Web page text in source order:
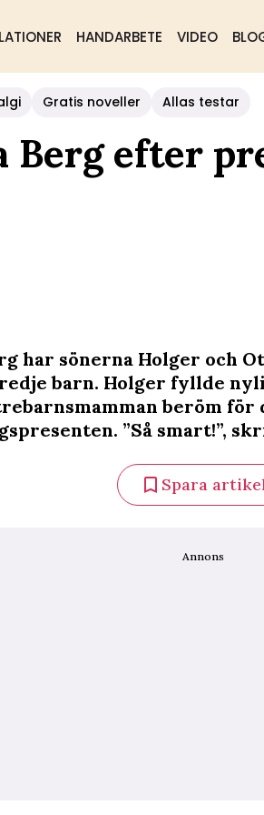
HANDARBETE VIDEO
Gratis noveller Allas testar
Berg efter
har sönerna Holger och
barn. Holger fyllde
beröm för
”Så smart!”,
Spara
Annons